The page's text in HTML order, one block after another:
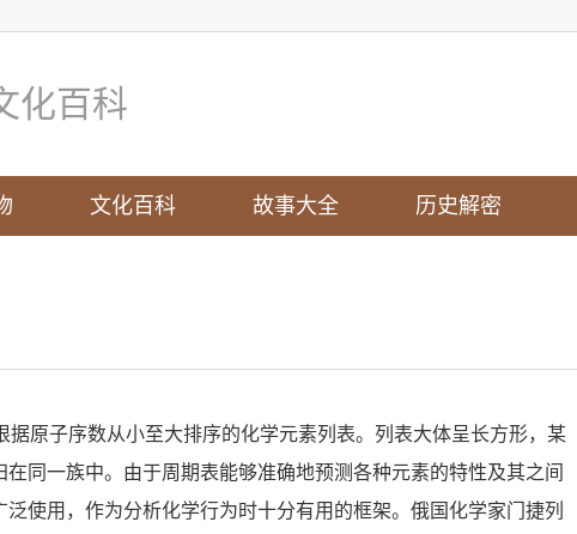
化百科
文化百科 故事大全 历史解密
据原子序数从小至大排序的化学元素列表。列表大体呈长方形，某
同一族中。由于周期表能够准确地预测各种元素的特性及其之间
使用，作为分析化学行为时十分有用的框架。俄国化学家门捷列